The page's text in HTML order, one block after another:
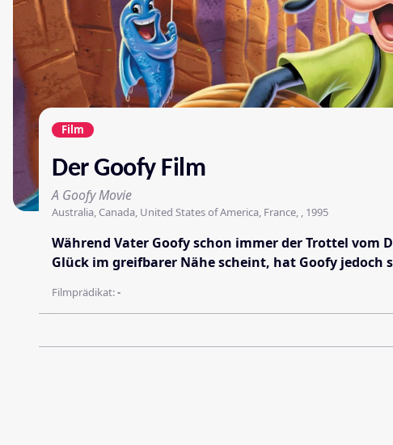
Film
Der Goofy Film
A Goofy Movie
Australia, Canada, United States of America, France, , 1995
Während Vater Goofy schon immer der Trottel vom
Glück im greifbarer Nähe scheint, hat Goofy
Filmprädikat:-